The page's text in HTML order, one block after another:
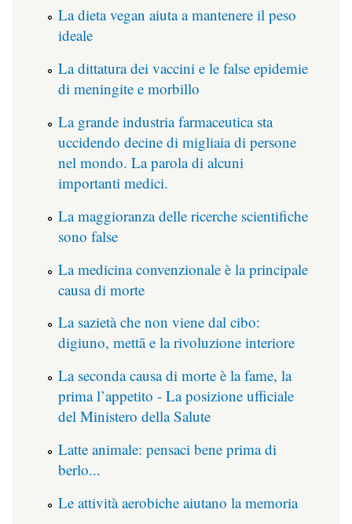
La dieta vegan aiuta a mantenere il peso
ideale
La dittatura dei vaccini e le false epidemie
di meningite e morbillo
La grande industria farmaceutica sta
uccidendo decine di migliaia di persone
nel mondo. La parola di alcuni
importanti medici.
La maggioranza delle ricerche scientifiche
sono false
La medicina convenzionale è la principale
causa di morte
La sazietà che non viene dal cibo:
digiuno, mettā e la rivoluzione interiore
La seconda causa di morte è la fame, la
prima l’appetito - La posizione ufficiale
del Ministero della Salute
Latte animale: pensaci bene prima di
berlo...
Le attività aerobiche aiutano la memoria